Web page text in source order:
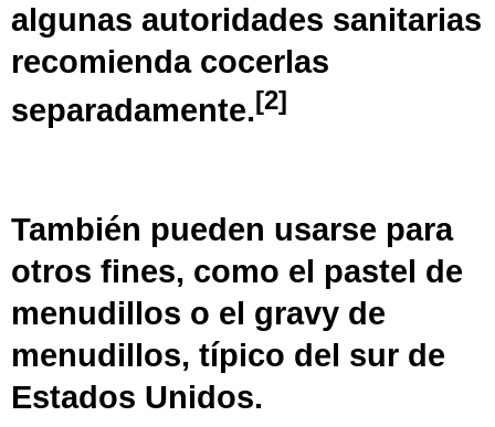
algunas autoridades sanitarias
recomienda cocerlas
separadamente.[2]
También pueden usarse para
otros fines, como el pastel de
menudillos o el gravy de
menudillos, típico del sur de
Estados Unidos.